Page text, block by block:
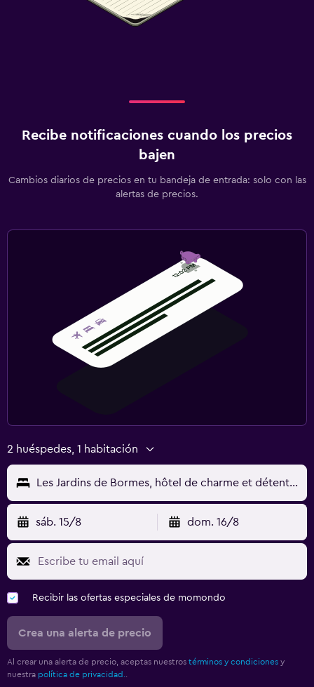
Recibe notificaciones cuando los precios
bajen
Cambios diarios de precios en tu bandeja de entrada: solo con las
alertas de precios.
2 huéspedes, 1 habitación
Les Jardins de Bormes, hôtel de charme et détente, espace bien-être avec sauna & jacuzzi
sáb. 15/8 dom. 16/8
Recibir las ofertas especiales de momondo
Crea una alerta de precio
Al crear una alerta de precio, aceptas nuestros términos y condiciones y
nuestra política de privacidad.